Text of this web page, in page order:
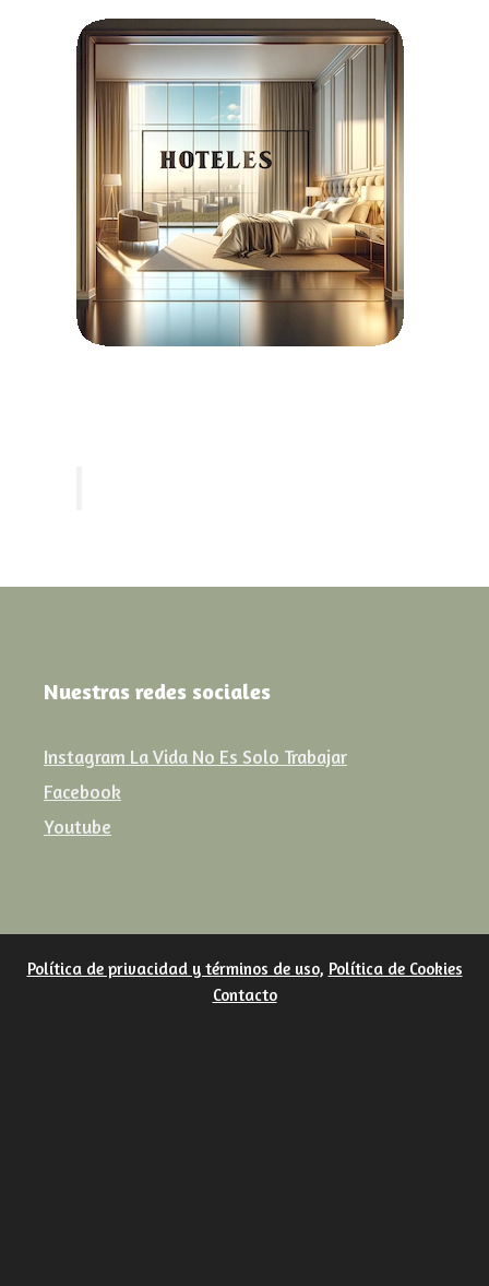
Nuestras redes sociales
Instagram La Vida No Es Solo Trabajar
Facebook
Youtube
Política de privacidad y términos de uso, Política de Cookies
Contacto